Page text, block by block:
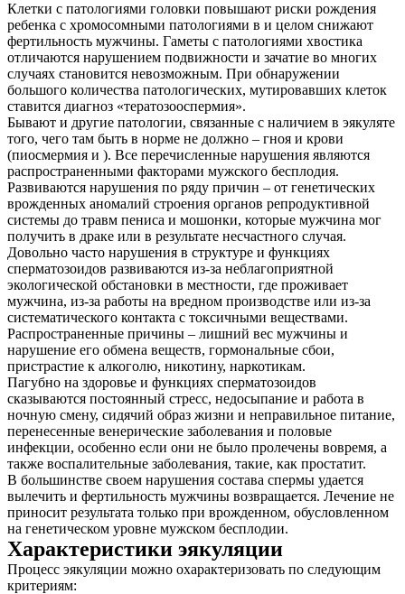
Клетки с патологиями головки повышают риски рождения
ребенка с хромосомными патологиями в и целом снижают
фертильность мужчины. Гаметы с патологиями хвостика
отличаются нарушением подвижности и зачатие во многих
случаях становится невозможным. При обнаружении
большого количества патологических, мутировавших клеток
ставится диагноз «тератозооспермия».
Бывают и другие патологии, связанные с наличием в эякуляте
того, чего там быть в норме не должно – гноя и крови
(пиосмермия и ). Все перечисленные нарушения являются
распространенными факторами мужского бесплодия.
Развиваются нарушения по ряду причин – от генетических
врожденных аномалий строения органов репродуктивной
системы до травм пениса и мошонки, которые мужчина мог
получить в драке или в результате несчастного случая.
Довольно часто нарушения в структуре и функциях
сперматозоидов развиваются из-за неблагоприятной
экологической обстановки в местности, где проживает
мужчина, из-за работы на вредном производстве или из-за
систематического контакта с токсичными веществами.
Распространенные причины – лишний вес мужчины и
нарушение его обмена веществ, гормональные сбои,
пристрастие к алкоголю, никотину, наркотикам.
Пагубно на здоровье и функциях сперматозоидов
сказываются постоянный стресс, недосыпание и работа в
ночную смену, сидячий образ жизни и неправильное питание,
перенесенные венерические заболевания и половые
инфекции, особенно если они не было пролечены вовремя, а
также воспалительные заболевания, такие, как простатит.
В большинстве своем нарушения состава спермы удается
вылечить и фертильность мужчины возвращается. Лечение не
приносит результата только при врожденном, обусловленном
на генетическом уровне мужском бесплодии.
Характеристики эякуляции
Процесс эякуляции можно охарактеризовать по следующим
критериям: